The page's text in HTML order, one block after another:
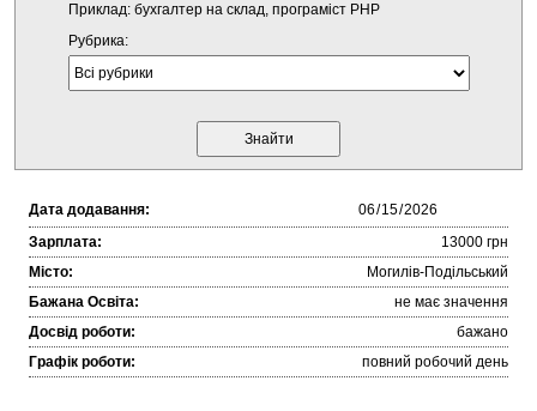
Приклад: бухгалтер на склад, програміст PHP
Рубрика:
Дата додавання:
Зарплата:
13000 грн
Місто:
Могилів-Подільський
Бажана Освіта:
не має значення
Досвід роботи:
бажано
Графік роботи:
повний робочий день